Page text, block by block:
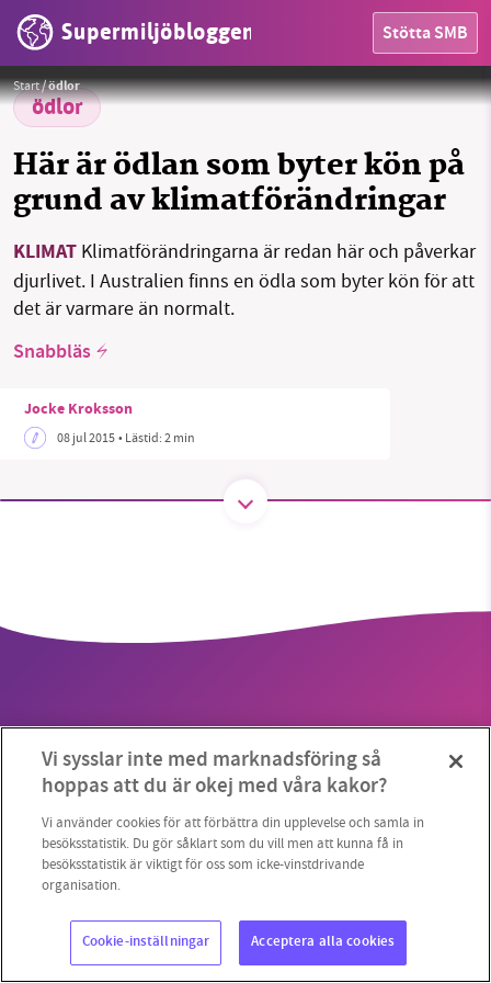
Supermiljöbloggen Stötta SMB
OMRÅDEN
MILJÖFAKTA
OM OSS
Sök Sparade inlägg Tipsa oss
Threads
Start/ödlor
ödlor
Här är ödlan som byter kön på
grund av klimatförändringar
KLIMAT Klimatförändringarna är redan här och påverkar
djurlivet. I Australien finns en ödla som byter kön för att
det är varmare än normalt.
Snabbläs
Jocke Kroksson
08 jul 2015• Lästid:2 min
Greg Hume /Wikimedia (CC-BA-SA-3.0)
Copyright 2023 © Supermiljöbloggen Cookieinställningar
starten 2010 har vår ideella redaktion drivit
miljödebatten framåt genom
vill hjälpa oss.
Stötta vårt arbete genom att swisha en slant till
1231368703
Läs vad vi vill göra
Vi sysslar inte med marknadsföring så
hoppas att du är okej med våra kakor?
Vi använder cookies för att förbättra din upplevelse och samla in
besöksstatistik. Du gör såklart som du vill men att kunna få in
besöksstatistik är viktigt för oss som icke-vinstdrivande
organisation.
Cookie-inställningar Acceptera alla cookies